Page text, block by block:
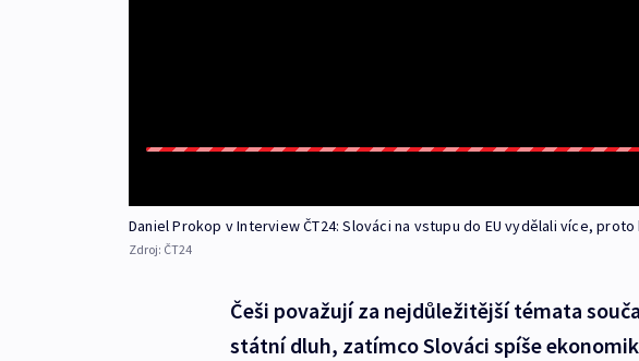
Daniel Prokop v Interview ČT24: Slováci na vstupu do EU vydělali více,
Zdroj: ČT24
Češi považují za nejdůležitější témata
státní dluh, zatímco Slováci spíše